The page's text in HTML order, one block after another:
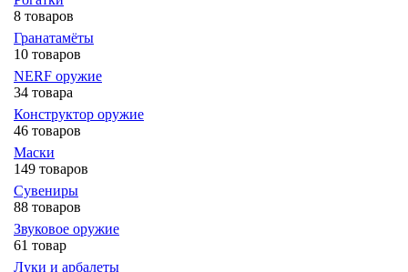
8 товаров
Гранатамёты
10 товаров
NERF оружие
34 товара
Конструктор оружие
46 товаров
Маски
149 товаров
Сувениры
88 товаров
Звуковое оружие
61 товар
Луки и арбалеты